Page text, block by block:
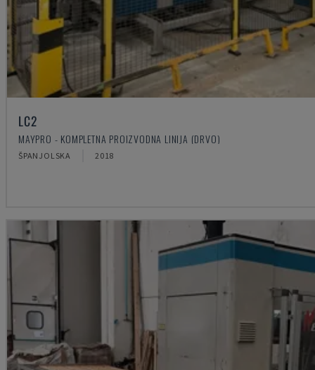
LC2
MAYPRO - KOMPLETNA PROIZVODNA LINIJA (DRVO)
ŠPANJOLSKA 2018